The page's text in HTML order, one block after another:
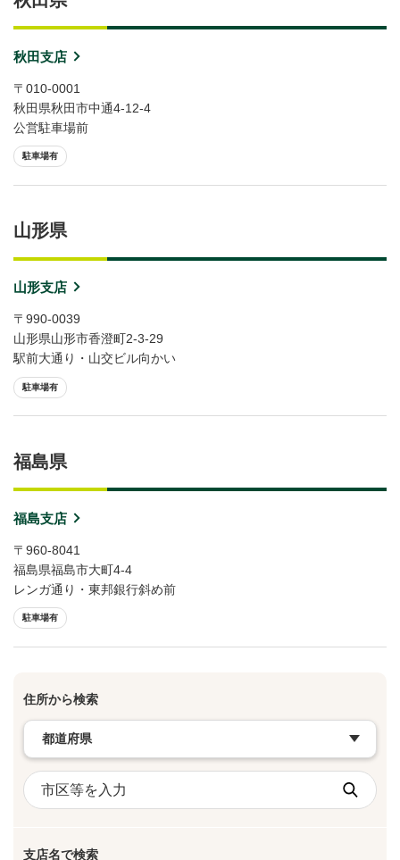
秋田支店
〒010-0001
秋田県秋田市中通4-12-4
公営駐車場前
駐車場有
山形県
山形支店
〒990-0039
山形県山形市香澄町2-3-29
駅前大通り・山交ビル向かい
駐車場有
福島県
福島支店
〒960-8041
福島県福島市大町4-4
レンガ通り・東邦銀行斜め前
駐車場有
住所から検索
都道府県を選択
市区等を入力
支店名で検索